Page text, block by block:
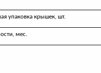
упаковка крышек, шт.
мес.